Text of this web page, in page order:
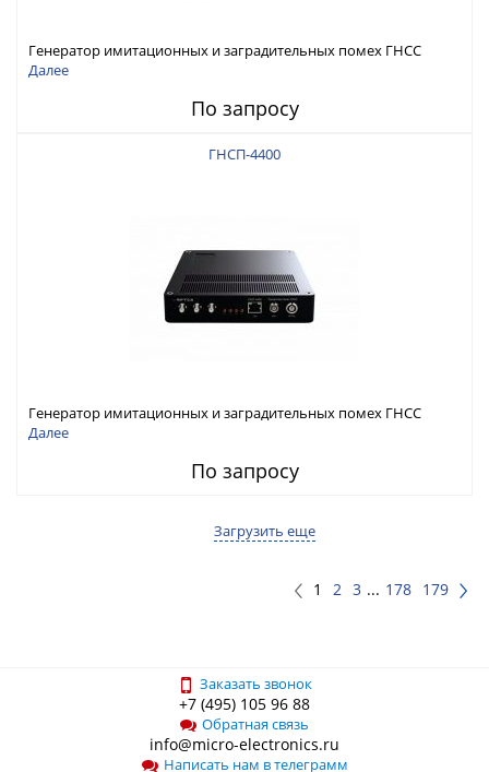
Генератор имитационных и заградительных помех ГНСС
RFТех ГНСП-4800
Далее
По запросу
ГНСП-4400
Генератор имитационных и заградительных помех ГНСС
RFТех ГНСП-4400
Далее
По запросу
Загрузить еще
1 2 3 ... 178 179
Заказать звонок
+7 (495) 105 96 88
Обратная связь
info@micro-electronics.ru
Написать нам в телеграмм